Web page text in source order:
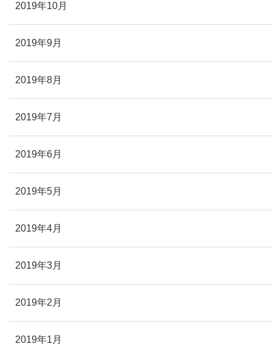
2019年10月
2019年9月
2019年8月
2019年7月
2019年6月
2019年5月
2019年4月
2019年3月
2019年2月
2019年1月